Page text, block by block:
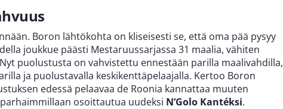
Boron lähtökohta on kliseisesti se, että oma pää pysyy
joukkue päästi Mestaruussarjassa 31 maalia, vähiten
puolustusta on vahvistettu ennestään parilla maalivahdilla,
ja puolustavalla keskikenttäpelaajalla. Kertoo Boron
edessä pelaavaa de Roonia kannattaa muuten
osoittautua uudeksi N’Golo Kantéksi.